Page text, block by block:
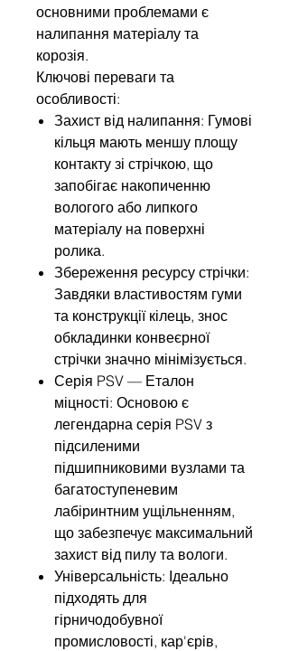
основними проблемами є
налипання матеріалу та
корозія.
Ключові переваги та
особливості:
Захист від налипання: Гумові
кільця мають меншу площу
контакту зі стрічкою, що
запобігає накопиченню
вологого або липкого
матеріалу на поверхні
ролика.
Збереження ресурсу стрічки:
Завдяки властивостям гуми
та конструкції кілець, знос
обкладинки конвеєрної
стрічки значно мінімізується.
Серія PSV — Еталон
міцності: Основою є
легендарна серія PSV з
підсиленими
підшипниковими вузлами та
багатоступеневим
лабіринтним ущільненням,
що забезпечує максимальний
захист від пилу та вологи.
Універсальність: Ідеально
підходять для
гірничодобувної
промисловості, кар'єрів,